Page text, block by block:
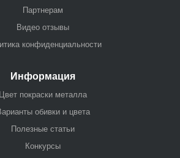
Партнерам
Видео отзывы
конфиденциальности
Информация
Цвет покраски металла
обивки и цвета
Полезные статьи
Конкурсы